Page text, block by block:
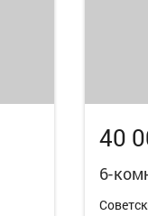
40
6-